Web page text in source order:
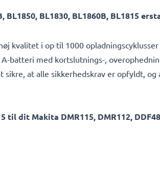
BL1830, BL1860B, BL1815
kvalitet i op til 1000 opladningscyklusser
batteri med kortslutnings-,
at alle sikkerhedskrav er opfyldt,
til dit Makita DMR115, DMR112,